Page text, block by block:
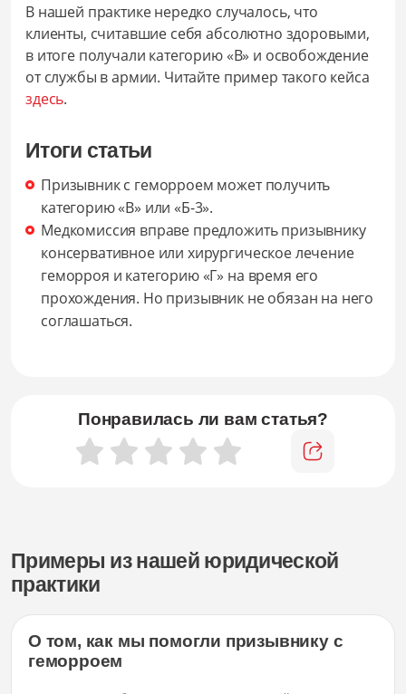
В нашей практике нередко случалось, что
клиенты, считавшие себя абсолютно здоровыми,
в итоге получали категорию «В» и освобождение
от службы в армии. Читайте пример такого кейса
здесь.
Итоги статьи
Призывник с геморроем может получить
категорию «В» или «Б-3».
Медкомиссия вправе предложить призывнику
консервативное или хирургическое лечение
геморроя и категорию «Г» на время его
прохождения. Но призывник не обязан на него
соглашаться.
Понравилась ли вам статья?
Примеры из нашей юридической
практики
О том, как мы помогли призывнику с
геморроем